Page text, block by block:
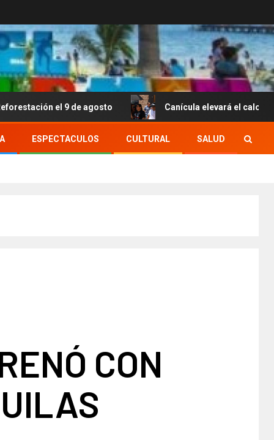
el 9 de agosto Canícula elevará el calor y el
ESPECTACULOS CULTURAL SALUD
CON